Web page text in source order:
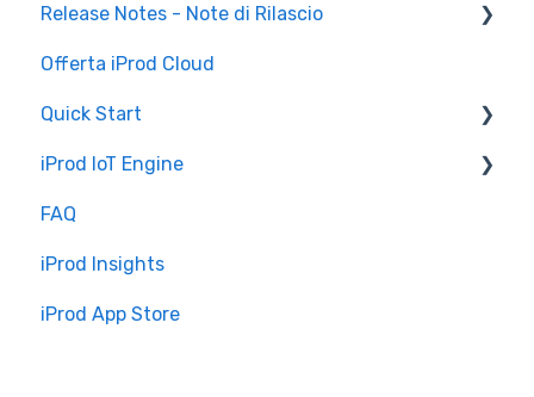
Release Notes - Note di Rilascio
iProd Cloud
iProd Tablet
Offerta iProd Cloud
Quick Start
Configurazioni Software
iProd IoT Engine
Introduzione
Installazione e Configurazione
FAQ
iProd Insights
iProd App Store